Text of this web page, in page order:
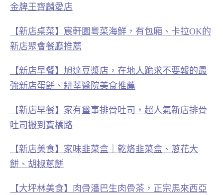
金牌王齊麟愛店
【新店桌菜】宸軒園粵菜海鮮，有包廂、卡拉OK的
新店聚會餐廳推薦
【新店早餐】旭達豆漿店，在地人跪求不要報的最
強新店蛋餅、耕莘醫院美食推薦
【新店早餐】家有璽事排骨吐司，超人氣新店排骨
吐司搬到寶橋路
【新店美食】家味韭菜盒｜乾烙韭菜盒、蔥花大
餅、胡椒蔥餅
【大坪林美食】肉骨潘巴生肉骨茶，正宗馬來西亞